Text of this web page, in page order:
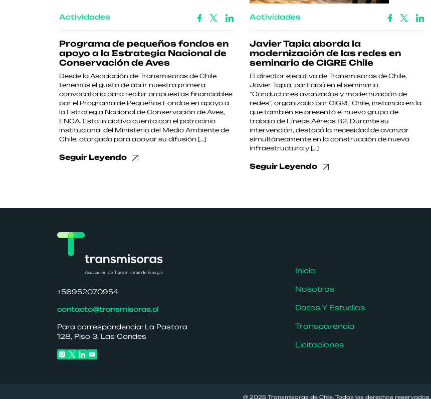
Actividades
Programa de pequeños fondos en
apoyo a la Estrategia Nacional de
Conservación de Aves
Desde la Asociación de Transmisoras de Chile
tenemos el gusto de abrir nuestra primera
convocatoria para recibir propuestas financiables
por el Programa de Pequeños Fondos en apoyo a
la Estrategia Nacional de Conservación de Aves,
ENCA. Esta iniciativa cuenta con el patrocinio
institucional del Ministerio del Medio Ambiente de
Chile, otorgado para apoyar su difusión […]
Seguir Leyendo
Actividades
Javier Tapia aborda la
modernización de las redes en
seminario de CIGRE Chile
El director ejecutivo de Transmisoras de Chile,
Javier Tapia, participó en el seminario
“Conductores avanzados y modernización de
redes”, organizado por CIGRE Chile, instancia en la
que también se presentó el nuevo grupo de
trabajo de Líneas Aéreas B2. Durante su
intervención, destacó la necesidad de avanzar
simultáneamente en la construcción de nueva
infraestructura y […]
Seguir Leyendo
+56952070954
contacto@transmisoras.cl
Para correspondencia: La Pastora
128, Piso 3, Las Condes
Inicio
Nosotros
Datos Y Estudios
Transparencia
Licitaciones
@ 2025 Transmisoras de Chile. Todos los derechos reservados.